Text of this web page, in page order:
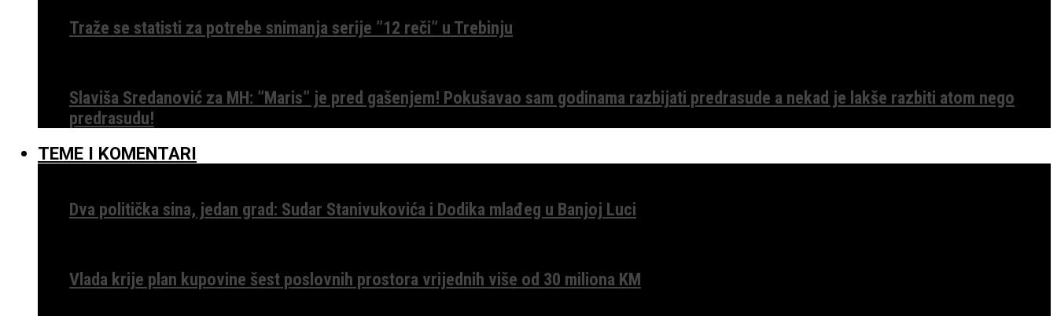
Traže se statisti za potrebe snimanja serije ”12 reči” u Trebinju
Slaviša Sredanović za MH: ”Maris” je pred gašenjem! Pokušavao sam godinama razbijati predrasude a nekad je lakše razbiti atom nego
predrasudu!
TEME I KOMENTARI
Dva politička sina, jedan grad: Sudar Stanivukovića i Dodika mlađeg u Banjoj Luci
Vlada krije plan kupovine šest poslovnih prostora vrijednih više od 30 miliona KM